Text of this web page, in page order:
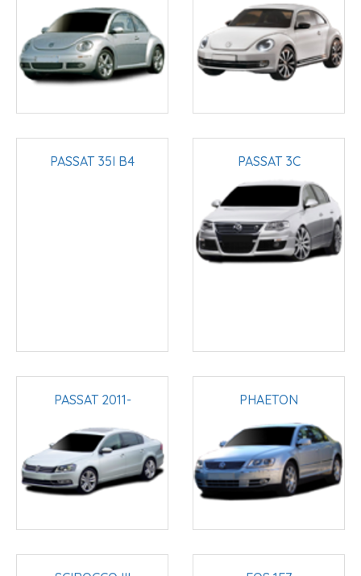
PASSAT 35I B4 PASSAT 3C
PASSAT 2011- PHAETON